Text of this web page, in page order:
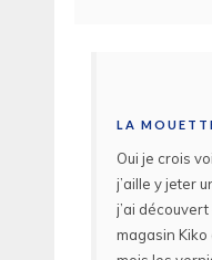
LA
Oui je crois
j’aille y jeter
j’ai découvert
magasin Kiko